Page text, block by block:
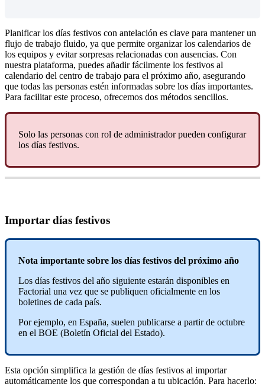
Planificar los días festivos con antelación es clave para mantener un
flujo de trabajo fluido, ya que permite organizar los calendarios de
los equipos y evitar sorpresas relacionadas con ausencias. Con
nuestra plataforma, puedes añadir fácilmente los festivos al
calendario del centro de trabajo para el próximo año, asegurando
que todas las personas estén informadas sobre los días importantes.
Para facilitar este proceso, ofrecemos dos métodos sencillos.
Solo las personas con rol de administrador pueden configurar
los días festivos.
Importar días festivos
Nota importante sobre los días festivos del próximo año
Los días festivos del año siguiente estarán disponibles en
Factorial una vez que se publiquen oficialmente en los
boletines de cada país.
Por ejemplo, en España, suelen publicarse a partir de octubre
en el BOE (Boletín Oficial del Estado).
Esta opción simplifica la gestión de días festivos al importar
automáticamente los que correspondan a tu ubicación. Para hacerlo: